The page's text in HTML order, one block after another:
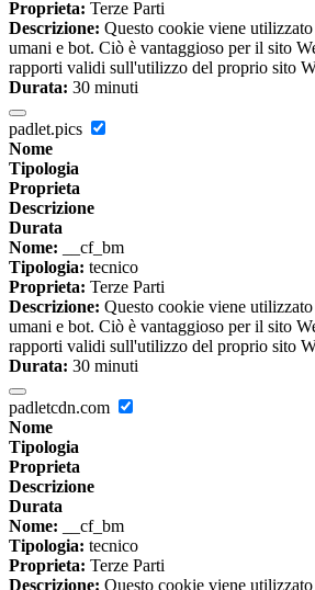
Proprieta: Terze Parti
Descrizione: Questo cookie viene
umani e bot. Ciò è vantaggioso per il sito
rapporti validi sull'utilizzo del proprio sito
Durata: 30 minuti
padlet.pics
Nome
Tipologia
Proprieta
Descrizione
Durata
Nome: __cf_bm
Tipologia: tecnico
Proprieta: Terze Parti
Descrizione: Questo cookie viene
umani e bot. Ciò è vantaggioso per il sito
rapporti validi sull'utilizzo del proprio sito
Durata: 30 minuti
padletcdn.com
Nome
Tipologia
Proprieta
Descrizione
Durata
Nome: __cf_bm
Tipologia: tecnico
Proprieta: Terze Parti
Descrizione: Questo cookie viene